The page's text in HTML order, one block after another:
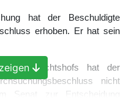
hat der Beschuldigte
erhoben. Er hat sein
hat der
nicht
Senat zur Entscheidung